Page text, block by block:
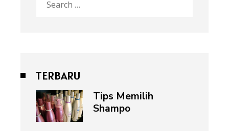
for:
TERBARU
Tips Memilih
Shampo